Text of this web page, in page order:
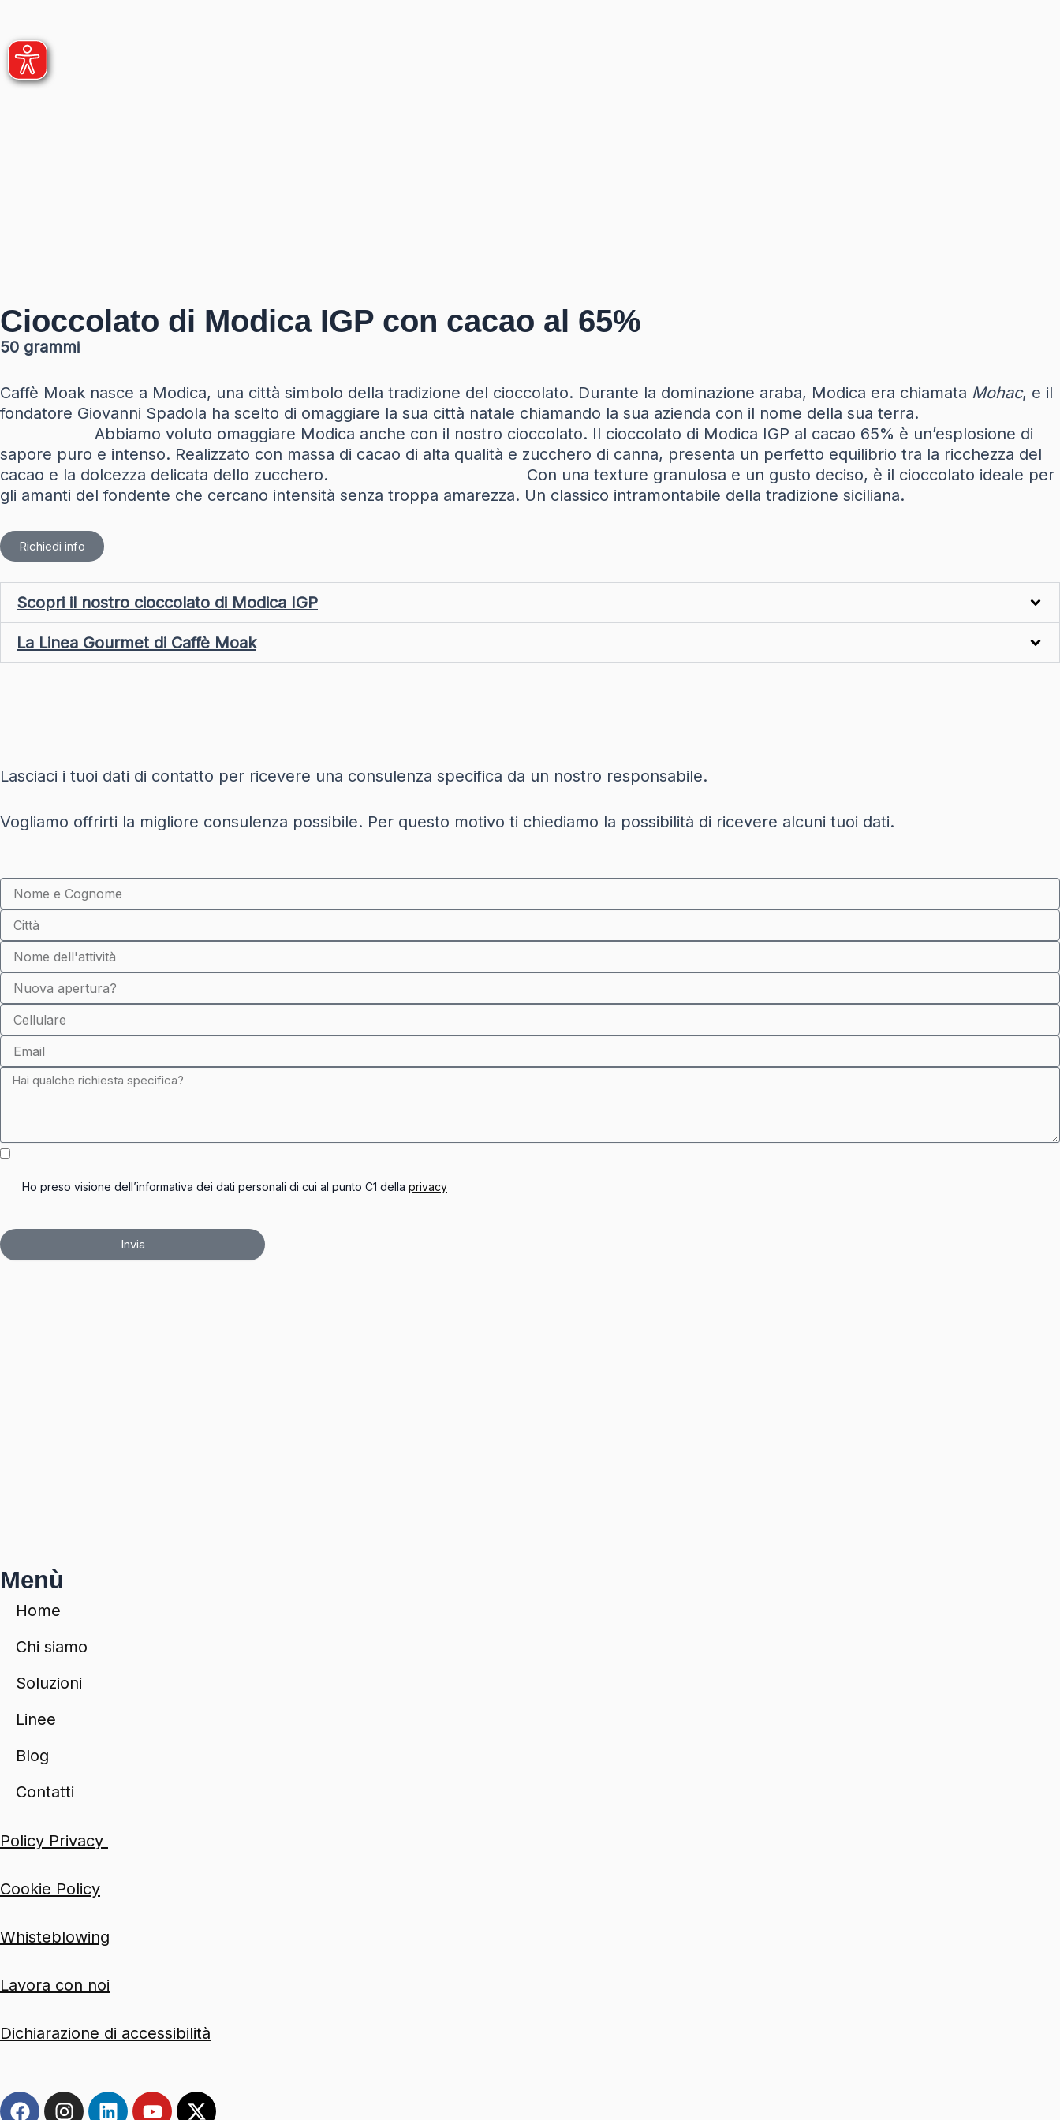
Cioccolato di Modica IGP con cacao al 65%
50 grammi
Caffè Moak nasce a Modica, una città simbolo della tradizione del cioccolato. Durante la dominazione araba, Modica era chiamata Mohac, e il
fondatore Giovanni Spadola ha scelto di omaggiare la sua città natale chiamando la sua azienda con il nome della sua terra.
Abbiamo voluto omaggiare Modica anche con il nostro cioccolato. Il cioccolato di Modica IGP al cacao 65% è un’esplosione di
sapore puro e intenso. Realizzato con massa di cacao di alta qualità e zucchero di canna, presenta un perfetto equilibrio tra la ricchezza del
cacao e la dolcezza delicata dello zucchero. Con una texture granulosa e un gusto deciso, è il cioccolato ideale per
gli amanti del fondente che cercano intensità senza troppa amarezza. Un classico intramontabile della tradizione siciliana.
Richiedi info
Scopri il nostro cioccolato di Modica IGP
La Linea Gourmet di Caffè Moak
Lasciaci i tuoi dati di contatto per ricevere una consulenza specifica da un nostro responsabile.
Vogliamo offrirti la migliore consulenza possibile. Per questo motivo ti chiediamo la possibilità di ricevere alcuni tuoi dati.
Ho preso visione dell’informativa dei dati personali di cui al punto C1 della privacy
Invia
Menù
Home
Chi siamo
Soluzioni
Linee
Blog
Contatti
Policy Privacy
Cookie Policy
Whisteblowing
Lavora con noi
Dichiarazione di accessibilità
F
I
L
Y
X